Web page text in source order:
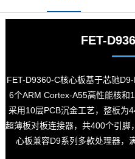
FET-
FET-D9360-C核心板基于芯驰
6个ARM Cortex-A55高性能核和
采用10层PCB沉金工艺，整板为
超薄板对板连接器，共400个引脚
心板兼容D9系列多款处理器，